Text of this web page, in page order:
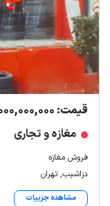
قیمت: 2,000,000,000 تومان
مغازه و تجاری
فروش مغازه
دزاشیب, تهران
مشاهده جزییات